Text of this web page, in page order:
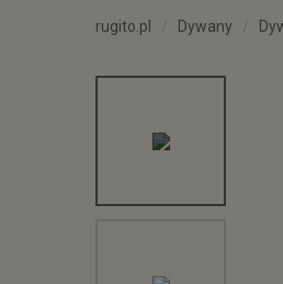
rugito.pl Dywany